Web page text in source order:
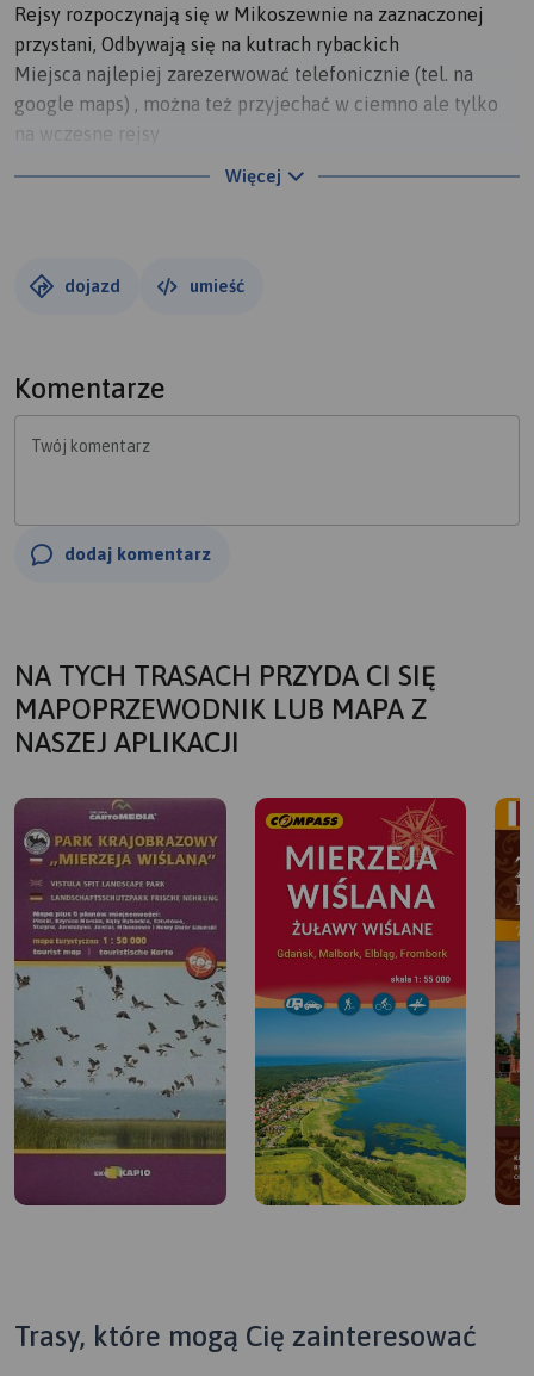
Rejsy rozpoczynają się w Mikoszewnie na zaznaczonej
przystani, Odbywają się na kutrach rybackich
Miejsca najlepiej zarezerwować telefonicznie (tel. na
google maps) , można też przyjechać w ciemno ale tylko
na wczesne rejsy
przepłynąć promem lub skorzystać z drogi S7 i mostu w
łodziach
wylegające się na wysepkach i wraca z powrotem. Łodzie
teleobiektywem
Więcej
dojazd umieść
Komentarze
Twój komentarz
dodaj komentarz
NA TYCH TRASACH PRZYDA CI SIĘ
MAPOPRZEWODNIK LUB MAPA Z
NASZEJ APLIKACJI
Trasy, które mogą Cię zainteresować